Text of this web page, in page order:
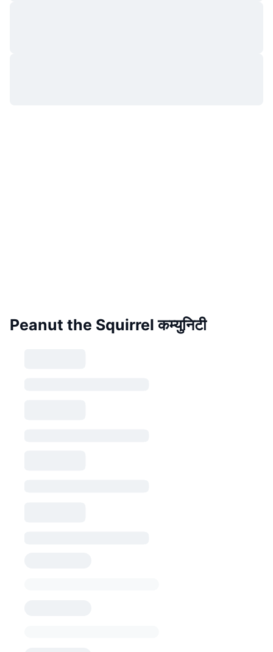
Peanut the Squirrel कम्युनिटी